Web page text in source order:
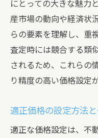
にとっての大きな魅力
産市場の動向や経済状
らの要素を理解し、重
査定時には競合する類
されるため、これらの
り精度の高い価格設定
適正価格の設定方法
適正な価格設定は、不